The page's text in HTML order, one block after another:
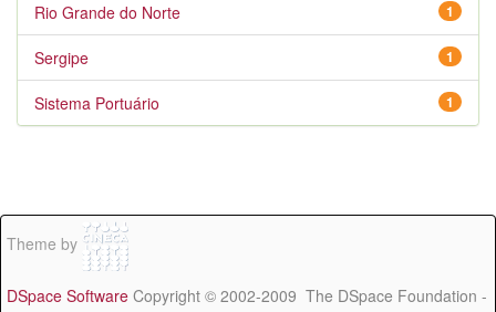
1
Rio Grande do Norte
1
Sergipe
1
Sistema Portuário
Theme by
DSpace Software Copyright © 2002-2009 The DSpace Foundation -